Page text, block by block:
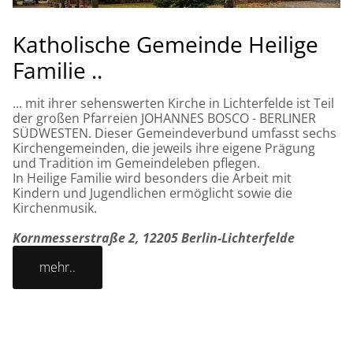
Katholische Gemeinde Heilige
Familie ..
... mit ihrer sehenswerten Kirche in Lichterfelde ist Teil
der großen Pfarreien JOHANNES BOSCO - BERLINER
SÜDWESTEN. Dieser Gemeindeverbund umfasst sechs
Kirchengemeinden, die jeweils ihre eigene Prägung
und Tradition im Gemeindeleben pflegen.
In Heilige Familie wird besonders die Arbeit mit
Kindern und Jugendlichen ermöglicht sowie die
Kirchenmusik.
Kornmesserstraße 2, 12205 Berlin-Lichterfelde
mehr..